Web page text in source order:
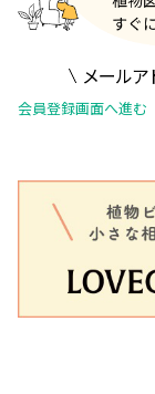
メール
会員登録画面へ進む